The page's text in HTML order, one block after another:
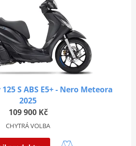
S ABS E5+ - Nero Meteora
2025
109 900 Kč
CHYTRÁ VOLBA